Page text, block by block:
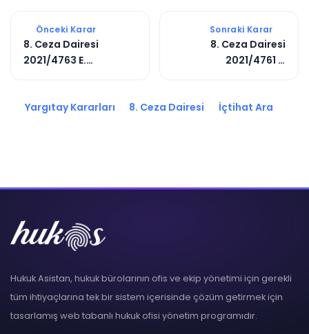
Önceki Karar
8. Ceza Dairesi
2021/4763 E.
Sonraki Karar
8. Ceza Dairesi
2021/4761 E.
Yargıtay Kararları 8. Ceza Dairesi İçtihat Ara
Hukuk Asistan, hukuk bürolarının ofis ve ekip yönetimi için gerekli
tüm ihtiyaçlarına tek bir sistem içerisinde çözüm getirmek için
tasarlamış web tabanlı hukuk ofisi yönetim programıdır.